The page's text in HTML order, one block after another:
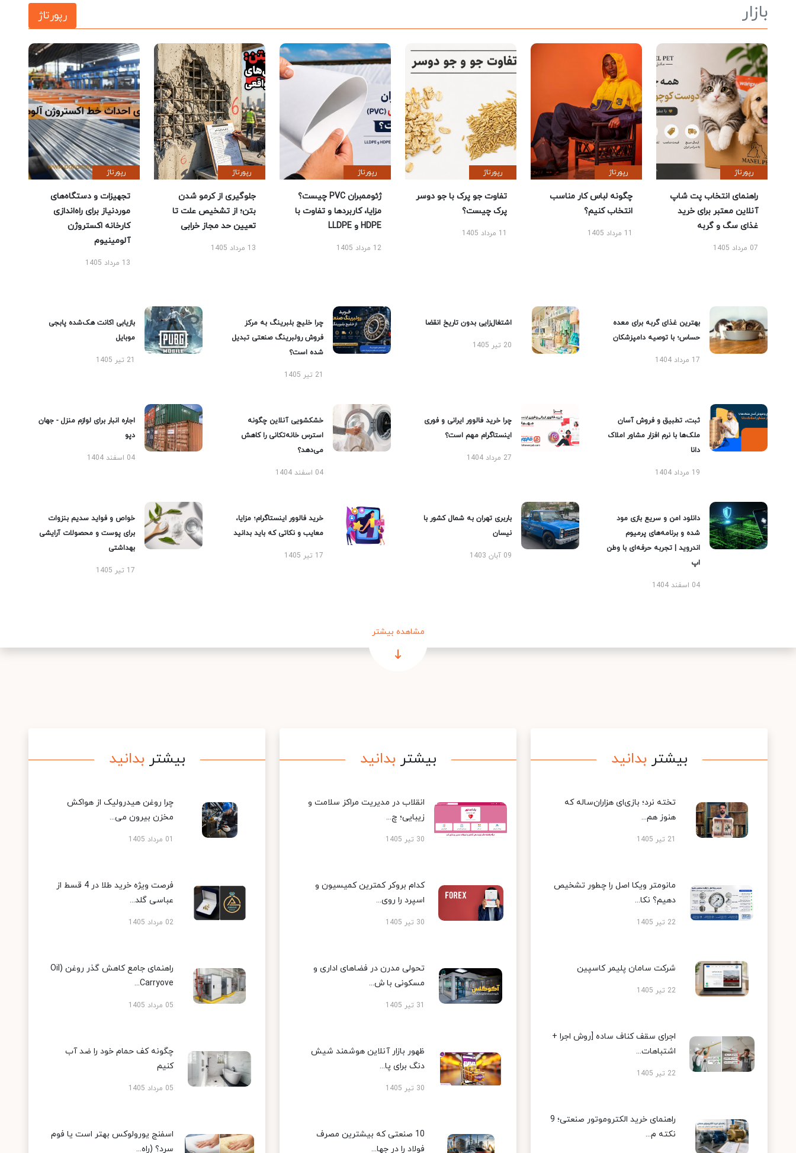
بازار رپورتاژ
رپورتاژ
راهنمای انتخاب پت شاپ
آنلاین معتبر برای خرید
غذای سگ و گربه
07 مرداد 1405
رپورتاژ
چگونه لباس کار مناسب
انتخاب کنیم؟
11 مرداد 1405
رپورتاژ
تفاوت جو پرک با جو دوسر
پرک چیست؟
11 مرداد 1405
رپورتاژ
ژئوممبران PVC چیست؟
مزایا، کاربردها و تفاوت با
HDPE و LLDPE
12 مرداد 1405
رپورتاژ
جلوگیری از کرمو شدن
بتن؛ از تشخیص علت تا
تعیین حد مجاز خرابی
13 مرداد 1405
رپورتاژ
تجهیزات و دستگاه‌های
موردنیاز برای راه‌اندازی
کارخانه اکستروژن
آلومینیوم
13 مرداد 1405
بهترین غذای گربه برای معده
حساس؛ با توصیه دامپزشکان
17 مرداد 1404
اشتغال‌زایی بدون تاریخ انقضا
20 تیر 1405
چرا خلیج بلبرینگ به مرکز
فروش رولبرینگ صنعتی تبدیل
شده است؟
21 تیر 1405
بازیابی اکانت هک‌شده پابجی
موبایل
21 تیر 1405
ثبت، تطبیق و فروش آسان
ملک‌ها با نرم افزار مشاور املاک
دانا
19 مرداد 1404
چرا خرید فالوور ایرانی و فوری
اینستاگرام مهم است؟
27 مرداد 1404
خشکشویی آنلاین چگونه
استرس خانه‌تکانی را کاهش
می‌دهد؟
04 اسفند 1404
اجاره انبار برای لوازم منزل - جهان
دپو
04 اسفند 1404
دانلود امن و سریع بازی مود
شده و برنامه‌های پرمیوم
اندروید | تجربه حرفه‌ای با وطن
اپ
04 اسفند 1404
باربری تهران به شمال کشور با
نیسان
09 آبان 1403
خرید فالوور اینستاگرام؛ مزایا،
معایب و نکاتی که باید بدانید
17 تیر 1405
خواص و فواید سدیم بنزوات
برای پوست و محصولات آرایشی
بهداشتی
17 تیر 1405
مشاهده بیشتر
بیشتر بدانید
تخته نرد؛ بازی‌ای هزاران‌ساله که
هنوز هم...
21 تیر 1405
مانومتر ویکا اصل را چطور تشخیص
دهیم؟ نکا...
22 تیر 1405
شرکت سامان پلیمر کاسپین
22 تیر 1405
اجرای سقف کناف ساده [روش اجرا +
اشتباهات...
22 تیر 1405
راهنمای خرید الکتروموتور صنعتی؛ 9
نکته م...
بیشتر بدانید
انقلاب در مدیریت مراکز سلامت و
زیبایی؛ چ...
30 تیر 1405
کدام بروکر کمترین کمیسیون و
اسپرد را روی...
30 تیر 1405
تحولی مدرن در فضاهای اداری و
مسکونی با ش...
31 تیر 1405
ظهور بازار آنلاین هوشمند شیش
دنگ برای پا...
30 تیر 1405
10 صنعتی که بیشترین مصرف
فولاد را در جها...
بیشتر بدانید
چرا روغن هیدرولیک از هواکش
مخزن بیرون می...
01 مرداد 1405
فرصت ویژه خرید طلا در 4 قسط از
عباسی گلد...
02 مرداد 1405
راهنمای جامع کاهش گذر روغن (Oil
Carryove...
05 مرداد 1405
چگونه کف حمام خود را ضد آب
کنیم
05 مرداد 1405
اسفنج یورولوکس بهتر است یا فوم
سرد؟ (راه...